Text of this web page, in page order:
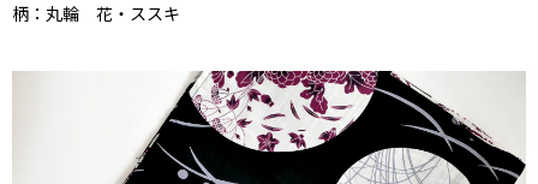
柄：丸輪 花・ススキ